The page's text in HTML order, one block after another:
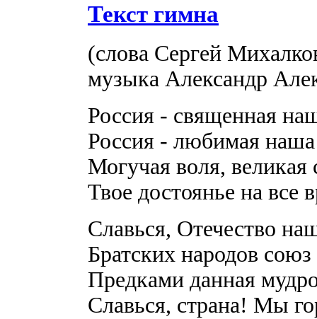
Текст гимна
(слова Сергей
музыка Александр
Россия - священная
Россия - любимая наша
Могучая воля, великая
Твое достоянье на все
Славься, Отечество
Братских народов союз
Предками данная
Славься, страна! Мы